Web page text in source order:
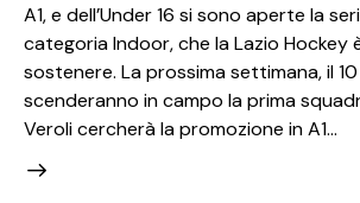
A1, e dell’Under 16 si sono aperte la
categoria Indoor, che la Lazio Hockey
sostenere. La prossima settimana, il 10
scenderanno in campo la prima
Veroli cercherà la promozione in A1…